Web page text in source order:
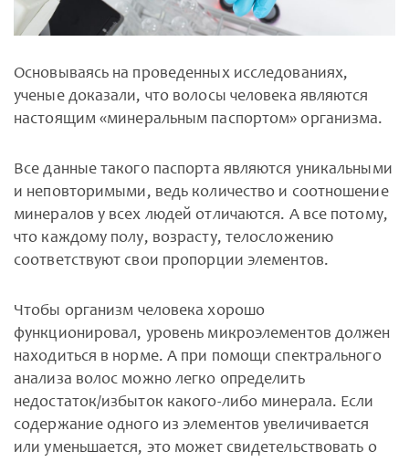
Основываясь на проведенных исследованиях,
ученые доказали, что волосы человека являются
настоящим «минеральным паспортом» организма.
Все данные такого паспорта являются уникальными
и неповторимыми, ведь количество и соотношение
минералов у всех людей отличаются. А все потому,
что каждому полу, возрасту, телосложению
соответствуют свои пропорции элементов.
Чтобы организм человека хорошо
функционировал, уровень микроэлементов должен
находиться в норме. А при помощи спектрального
анализа волос можно легко определить
недостаток/избыток какого-либо минерала. Если
содержание одного из элементов увеличивается
или уменьшается, это может свидетельствовать о